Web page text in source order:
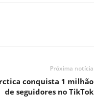
Próxima notícia
conquista 1 milhão
de seguidores no TikTok